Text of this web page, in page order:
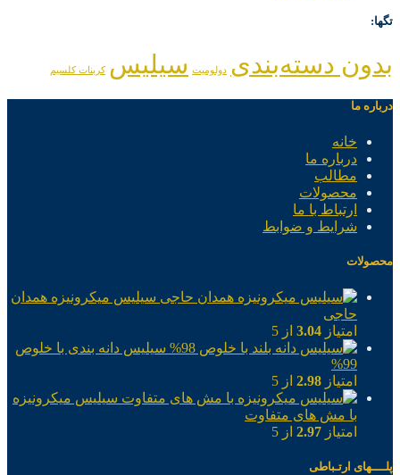
تگها:
بدون دسته‌بندی دولومیت سیلیس کربنات کلسیم
درباره ما
خانه
درباره ما
مطالب
محصولات
ارتباط با ما
شرایط و ضوابط
محصولات
سیلیس میکرونیزه همدان
حاجی
امتیاز 3.04 از 5
سیلیس دانه بندی با خلوص
99%
امتیاز 2.98 از 5
سیلیس میکرونیزه
با مش های متفاوت
امتیاز 2.97 از 5
پلــــهای ارتـباطی